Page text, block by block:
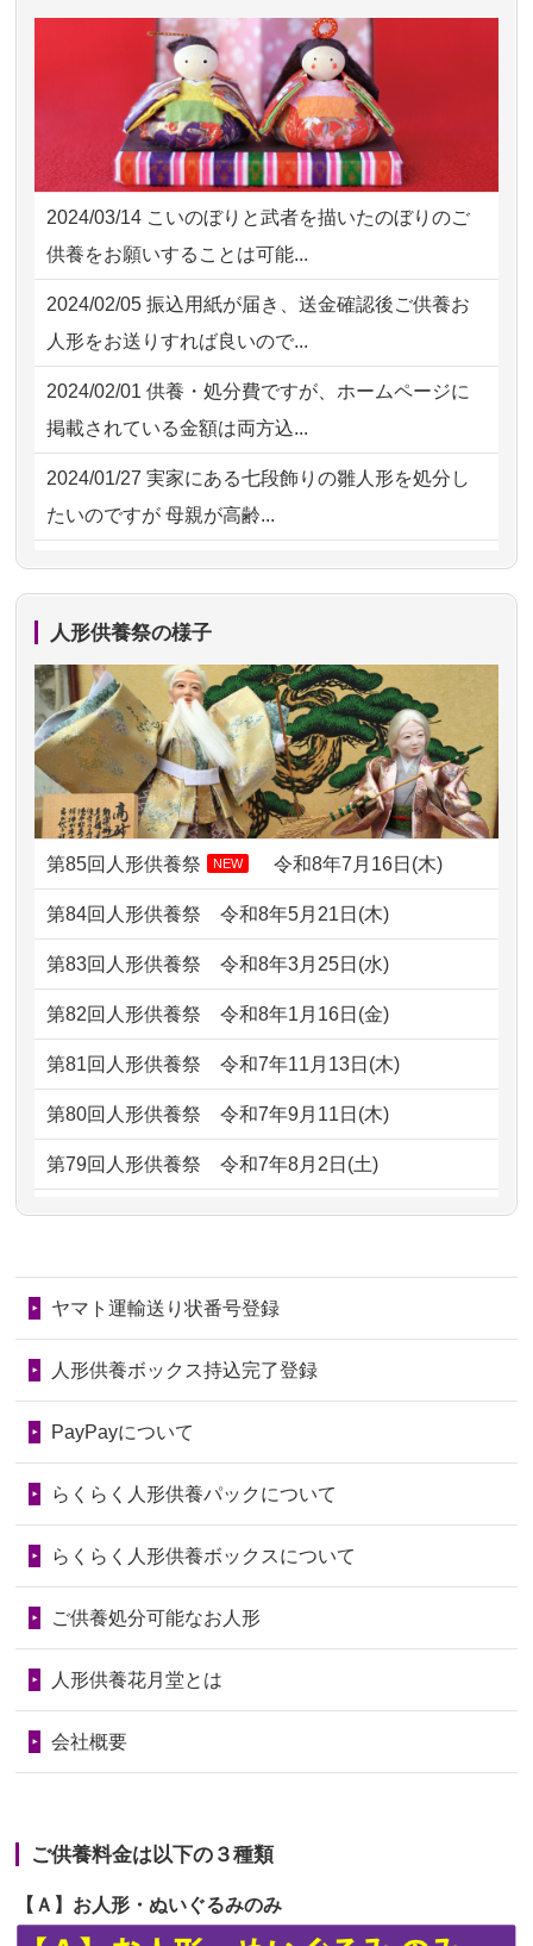
2026/07/31 10:29 京都市の方からお申込み
2026/07/31 08:41 埼玉県の方からお申込み
2026/07/30 22:27 墨田区の方からお申込み
2026/07/30 17:02 神奈川の方からお申込み
2026/07/30 15:59 神奈川の方からお申込み
2026/07/30 08:46 東京都の方からお申込み
供養の内容（料金や送り方等）がとて
も丁寧に説...
2026/07/18つい先日も利用させていただきまし
た。 手続...
2026/07/18 大切にしていたお人形をきちんと供養
してくださ...
2026/07/15 子供の頃から可愛がってきた七段飾り
の雛人形で...
2026/07/15 お客様の声を読み、丁寧に供養してい
ただけそう...
2026/07/13 遠方からでもご依頼出来る点と申込ま
での方法が...
2026/07/10家から近かったので。
2026/07/08誰も住んでいない実家の片付けを始め
ました。 ...
2026/07/069年間自由が丘店を見守ってくれてあり
がとう。
2026/07/05しっかりとお人形たちの供養をしてい
ただけると...
2026/06/30 長年大事にしてきた雛人形です、供養
していただ...
2026/06/29ガラスケースのまま引き取ってくださ
子どもの頃、妹と一緒にお雛様を出し
ました。お...
ので、お願...
2026/06/28以前和人形やぬいぐるみを供養いただ
いたことが...
の回りの物...
2026/06/28人形たちに これまで本当にありがとう
2026/06/24今は亡き両親が孫（私の子供）の初節
句に贈って...
2026/06/23ありがとうね
の祖父母か...
2026/06/20
雛人形をお道具も含め一式で引き取っ
てくださる...
2024/03/14 こいのぼりと武者を描いたのぼりのご
供養をお願いすることは可能...
2024/02/05 振込用紙が届き、送金確認後ご供養お
人形をお送りすれば良いので...
2024/02/01 供養・処分費ですが、ホームページに
掲載されている金額は両方込...
2024/01/27 実家にある七段飾りの雛人形を処分し
たいのですが 母親が高齢...
2024/01/13剥製の供養・処分をお願いできます
ですが？
2024/01/13お雛様のセットを供養・処分したいの
ですが、お雛様とお内裏様だ...
2024/01/13供養申込みの後、供養祭までお人形は
どうなってるのですか？
2024/01/13会社のようですが、きちんと供養して
供養が終わったお人形以外はどうして
るのですか？
しょうか？
2024/01/04ガラスケースは外しても良いですか？
人形供養祭の様子
第85回人形供養祭 NEW 令和8年7月16日(木)
第84回人形供養祭令和8年5月21日(木)
第83回人形供養祭令和8年3月25日(水)
第82回人形供養祭令和8年1月16日(金)
第81回人形供養祭令和7年11月13日(木)
第80回人形供養祭令和7年9月11日(木)
第79回人形供養祭令和7年8月2日(土)
第78回人形供養祭令和7年6月20日(金)
第76回人形供養祭令和7年2月28日(金)
第75回人形供養祭令和7年1月17日(金)
第73回人形供養祭令和6年10月17日(木)
第71回人形供養祭令和6年8月1日(木)
第70回人形供養祭令和6年6月21日(金)
第68回人形供養祭令和6年3月22日(金)
第65回人形供養祭令和5年11月09日(木)
第64回人形供養祭令和5年9月21日(木)
ヤマト運輸送り状番号登録
人形供養ボックス持込完了登録
PayPayについて
らくらく人形供養パックについて
らくらく人形供養ボックスについて
ご供養処分可能なお人形
人形供養花月堂とは
会社概要
ご供養料金は以下の３種類
【Ａ】お人形・ぬいぐるみのみ